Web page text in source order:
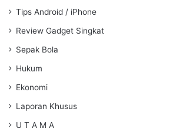
Tips Android / iPhone
Review Gadget Singkat
Sepak Bola
Hukum
Ekonomi
Laporan Khusus
U T A M A